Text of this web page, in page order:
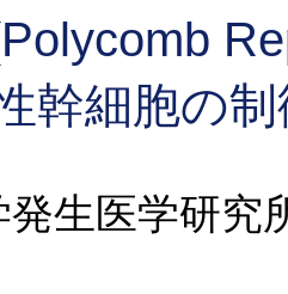
幹細胞の制
発生医学研